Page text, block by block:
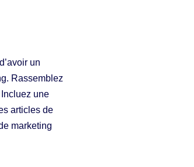
un
Rassemblez
une
articles de
marketing